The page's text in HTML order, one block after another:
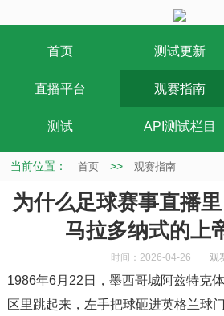
首页 测试更新
直播平台 观赛指南
测试 API测试栏目
当前位置： 首页 >> 观赛指南
为什么足球赛事直播
马拉多纳式的上
时间：2026-04-26 观
1986年6月22日，墨西哥城阿兹特克
区里跳起来，左手把球砸进英格兰球